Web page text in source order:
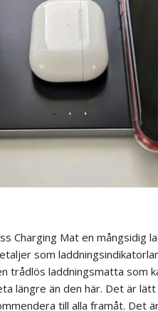
Charging Mat en mångsidig
som
trådlös laddningsmatta som
längre än den här. Det är
till alla framåt. Det